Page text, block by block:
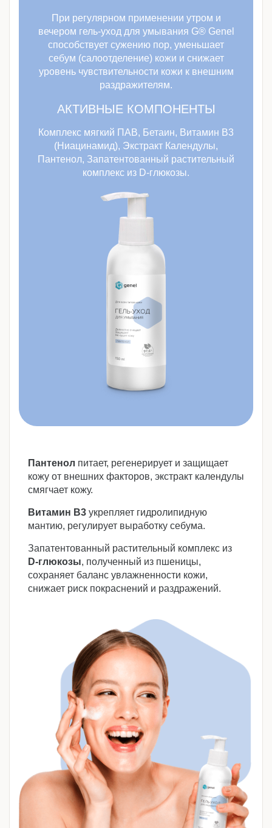
При регулярном применении утром и
вечером гель-уход для умывания G® Genel
способствует сужению пор, уменьшает
себум (салоотделение) кожи и снижает
уровень чувствительности кожи к внешним
раздражителям.
АКТИВНЫЕ КОМПОНЕНТЫ
Комплекс мягкий ПАВ, Бетаин, Витамин B3
(Ниацинамид), Экстракт Календулы,
Пантенол, Запатентованный растительный
комплекс из D-глюкозы.
Пантенол питает, регенерирует и защищает
кожу от внешних факторов, экстракт календулы
смягчает кожу.
Витамин B3 укрепляет гидролипидную
мантию, регулирует выработку себума.
Запатентованный растительный комплекс из
D-глюкозы, полученный из пшеницы,
сохраняет баланс увлажненности кожи,
снижает риск покраснений и раздражений.